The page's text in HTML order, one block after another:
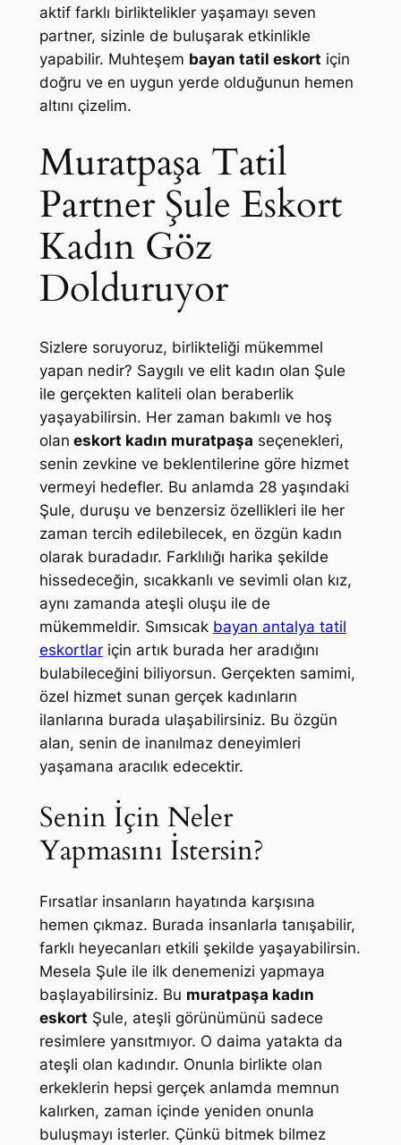
aktif farklı birliktelikler yaşamayı seven
partner, sizinle de buluşarak etkinlikle
yapabilir. Muhteşem bayan tatil eskort için
doğru ve en uygun yerde olduğunun hemen
altını çizelim.
Muratpaşa Tatil
Partner Şule Eskort
Kadın Göz
Dolduruyor
Sizlere soruyoruz, birlikteliği mükemmel
yapan nedir? Saygılı ve elit kadın olan Şule
ile gerçekten kaliteli olan beraberlik
yaşayabilirsin. Her zaman bakımlı ve hoş
olan eskort kadın muratpaşa seçenekleri,
senin zevkine ve beklentilerine göre hizmet
vermeyi hedefler. Bu anlamda 28 yaşındaki
Şule, duruşu ve benzersiz özellikleri ile her
zaman tercih edilebilecek, en özgün kadın
olarak buradadır. Farklılığı harika şekilde
hissedeceğin, sıcakkanlı ve sevimli olan kız,
aynı zamanda ateşli oluşu ile de
mükemmeldir. Sımsıcak bayan antalya tatil
eskortlariçin artık burada her aradığını
bulabileceğini biliyorsun. Gerçekten samimi,
özel hizmet sunan gerçek kadınların
ilanlarına burada ulaşabilirsiniz. Bu özgün
alan, senin de inanılmaz deneyimleri
yaşamana aracılık edecektir.
Senin İçin Neler
Yapmasını İstersin?
Fırsatlar insanların hayatında karşısına
hemen çıkmaz. Burada insanlarla tanışabilir,
farklı heyecanları etkili şekilde yaşayabilirsin.
Mesela Şule ile ilk denemenizi yapmaya
başlayabilirsiniz. Bu muratpaşa kadın
eskort Şule, ateşli görünümünü sadece
resimlere yansıtmıyor. O daima yatakta da
ateşli olan kadındır. Onunla birlikte olan
erkeklerin hepsi gerçek anlamda memnun
kalırken, zaman içinde yeniden onunla
buluşmayı isterler. Çünkü bitmek bilmez